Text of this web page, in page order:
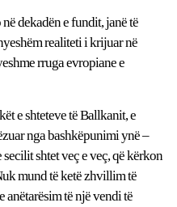
dekadën e fundit, janë të
realiteti i krijuar në
rruga evropiane e
e shteteve të Ballkanit, e
nga bashkëpunimi ynë –
shtet veç e veç, që kërkon
mund të ketë zhvillim të
anëtarësim të një vendi të